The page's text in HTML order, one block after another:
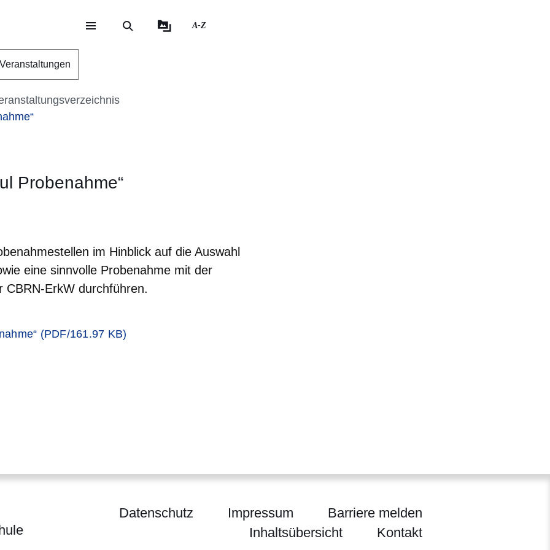
A-Z
Veranstaltungen
Probenahme“
im Hinblick auf die Auswahl
eine sinnvolle Probenahme mit der
ErkW durchführen.
(PDF/161.97 KB)
Datenschutz Impressum
Barriere melden
Inhaltsübersicht
Kontakt